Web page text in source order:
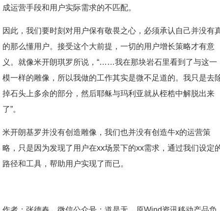
成运营手段和用户实际需求的不匹配。
因此，我们要时刻对用户保有敬畏之心，必须承认自己并没有
的那么懂用户。接受这个大前提，一切的用户增长策略才有意
义。就像米开朗琪罗所说，“……我在那块岩石里看到了与这一
模一样的雕像，所以我做的工作其实是微不足道的。我只是去
掉石头上多余的部分，然后耶稣与玛利亚就从桎梏中解脱出来
了”。
米开朗基罗并没有创造雕像，我们也并没有创造牛x的运营策
略，只是因为发现了用户在xx场景下的xx需求，通过我们设定
路径和工具，帮助用户实现了而已。